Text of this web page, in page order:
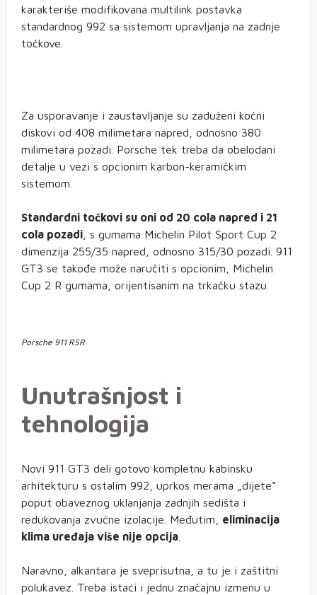
karakteriše modifikovana multilink postavka
standardnog 992 sa sistemom upravljanja na zadnje
točkove.
Za usporavanje i zaustavljanje su zaduženi kočni
diskovi od 408 milimetara napred, odnosno 380
milimetara pozadi. Porsche tek treba da obelodani
detalje u vezi s opcionim karbon-keramičkim
sistemom.
Standardni točkovi su oni od 20 cola napred i 21
cola pozadi , s gumama Michelin Pilot Sport Cup 2
dimenzija 255/35 napred, odnosno 315/30 pozadi. 911
GT3 se takođe može naručiti s opcionim, Michelin
Cup 2 R gumama, orijentisanim na trkačku stazu.
Porsche 911 RSR
Unutrašnjost i
tehnologija
Novi 911 GT3 deli gotovo kompletnu kabinsku
arhitekturu s ostalim 992, uprkos merama „dijete“
poput obaveznog uklanjanja zadnjih sedišta i
redukovanja zvučne izolacije. Međutim, eliminacija
klima uređaja više nije opcija
Naravno, alkantara je sveprisutna, a tu je i zaštitni
polukavez. Treba istaći i jednu značajnu izmenu u